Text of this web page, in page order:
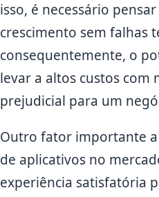
isso, é necessário
crescimento sem falhas
consequentemente, o
levar a altos custos com
prejudicial para um
Outro fator importante
de aplicativos no
experiência satisfatória